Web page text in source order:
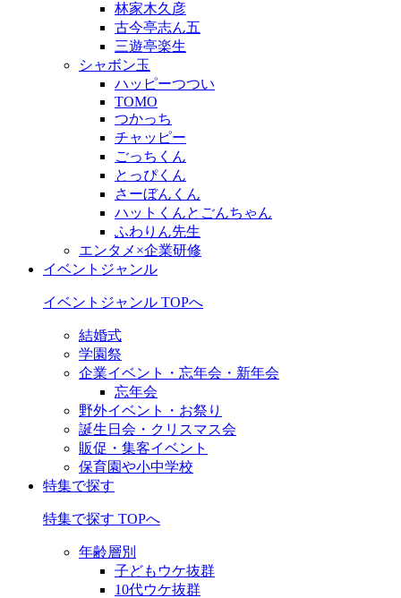
林家木久彦
古今亭志ん五
三遊亭楽生
シャボン玉
ハッピーつつい
TOMO
つかっち
チャッピー
ごっちくん
とっぴくん
さーぼんくん
ハットくんとごんちゃん
ふわりん先生
エンタメ×企業研修
イベントジャンル
イベントジャンル TOPへ
結婚式
学園祭
企業イベント・忘年会・新年会
忘年会
野外イベント・お祭り
誕生日会・クリスマス会
販促・集客イベント
保育園や小中学校
特集で探す
特集で探す TOPへ
年齢層別
子どもウケ抜群
10代ウケ抜群